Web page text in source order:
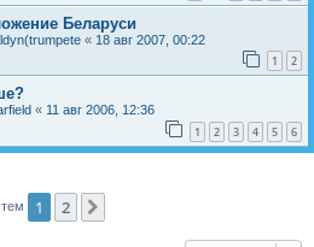
Беларуси
« 18 авг 2007, 00:22
1 2
« 11 авг 2006, 12:36
1 2 3 4 5 6
1 2